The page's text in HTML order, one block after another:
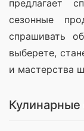
предлагает
сезонные
спрашивать
выберете,
и мастерства